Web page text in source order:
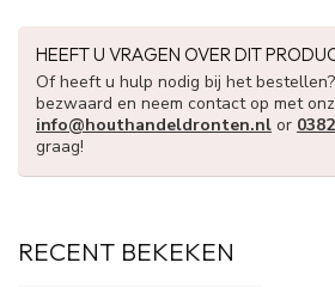
HEEFT U VRAGEN OVER DIT
Of heeft u hulp nodig bij het
bezwaard en neem contact op met
info@houthandeldronten.nl or
graag!
RECENT BEKEKEN